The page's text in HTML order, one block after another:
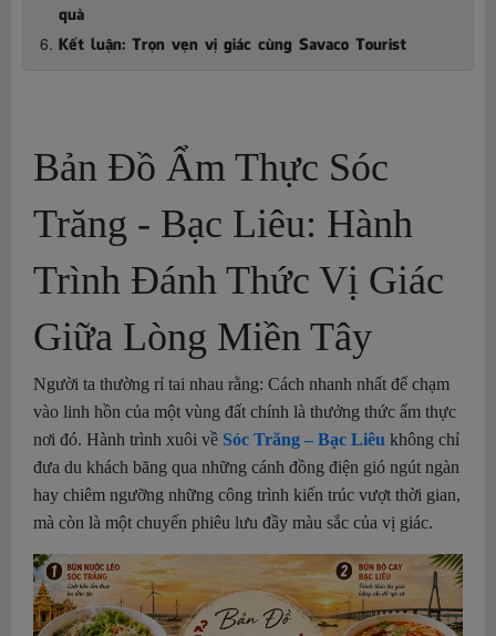
quà
Kết luận: Trọn vẹn vị giác cùng Savaco Tourist
Bản Đồ Ẩm Thực Sóc
Trăng - Bạc Liêu: Hành
Trình Đánh Thức Vị Giác
Giữa Lòng Miền Tây
Người ta thường rỉ tai nhau rằng: Cách nhanh nhất để chạm
vào linh hồn của một vùng đất chính là thưởng thức ẩm thực
nơi đó. Hành trình xuôi về Sóc Trăng – Bạc Liêu không chỉ
đưa du khách băng qua những cánh đồng điện gió ngút ngàn
hay chiêm ngưỡng những công trình kiến trúc vượt thời gian,
mà còn là một chuyến phiêu lưu đầy màu sắc của vị giác.